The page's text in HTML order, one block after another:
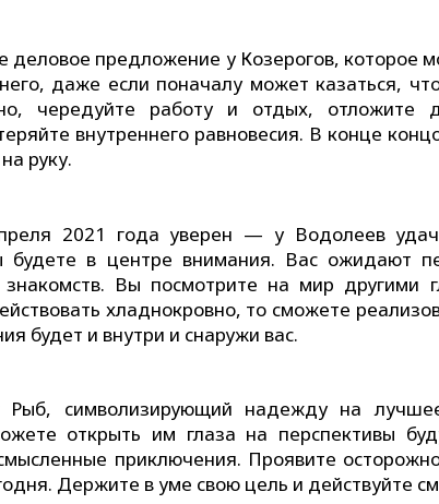
деловое предложение у Козерогов, которое
даже если поначалу может казаться,
чередуйте работу и отдых, отложите
внутреннего равновесия. В конце
руку.
2021 года уверен — у Водолеев
будете в центре внимания. Вас ожидают
Вы посмотрите на мир другими
хладнокровно, то сможете
будет и внутри и снаружи вас.
символизирующий надежду на
открыть им глаза на перспективы
приключения. Проявите
Держите в уме свою цель и действуйте